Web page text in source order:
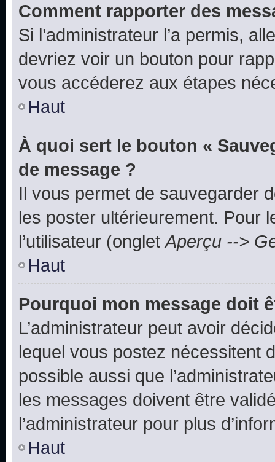
Comment rapporter des
Si l’administrateur l’a permis,
devriez voir un bouton pour
vous accéderez aux étapes
Haut
À quoi sert le bouton «
de message ?
Il vous permet de sauvegarder
les poster ultérieurement. Pour
l’utilisateur (ongletAperçu -->
Haut
Pourquoi mon message doit
L’administrateur peut avoir
lequel vous postez nécessitent
possible aussi que
les messages doivent être
l’administrateur pour plus
Haut